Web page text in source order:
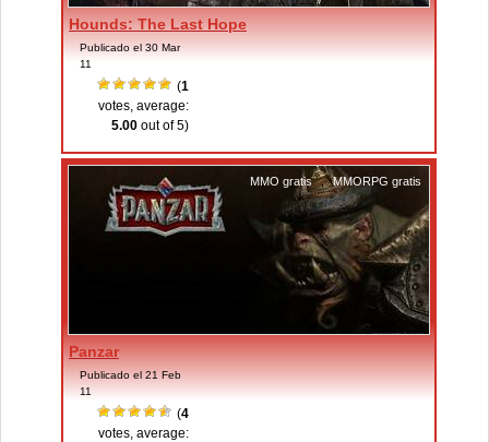
Hounds: The Last Hope
Publicado el 30 Mar
11
(1
votes, average:
5.00 out of 5)
MMO gratis , MMORPG gratis
Panzar
Publicado el 21 Feb
11
(4
votes, average: